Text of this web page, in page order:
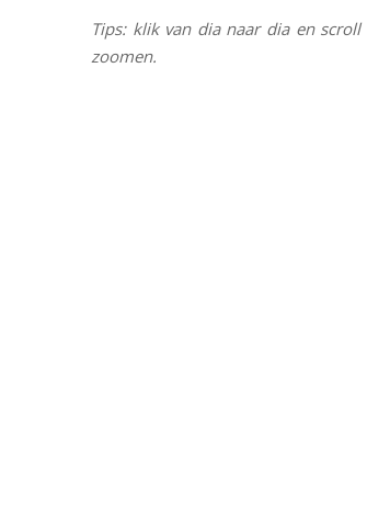
Tips: klik van dia naar dia en
zoomen.